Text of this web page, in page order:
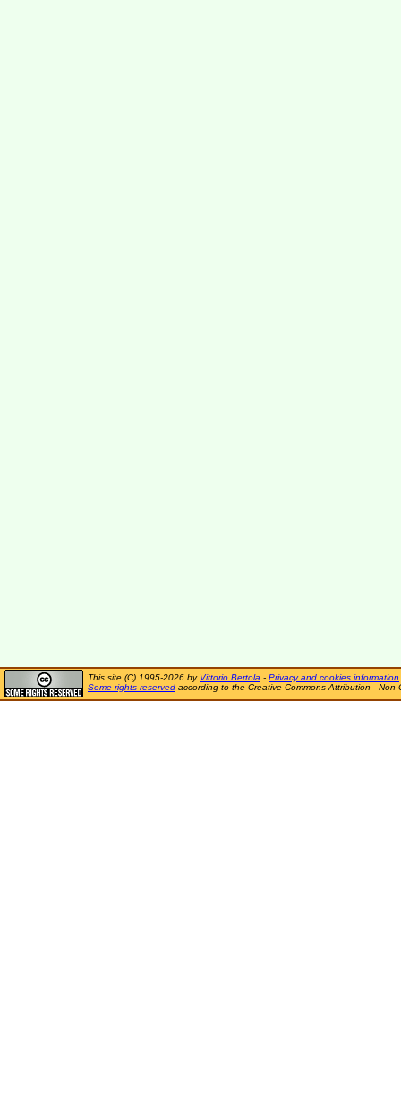
This site (C) 1995-2026 by Vittorio Bertola - Privacy and cookies information
Some rights reserved according to the Creative Commons Attribution - Non